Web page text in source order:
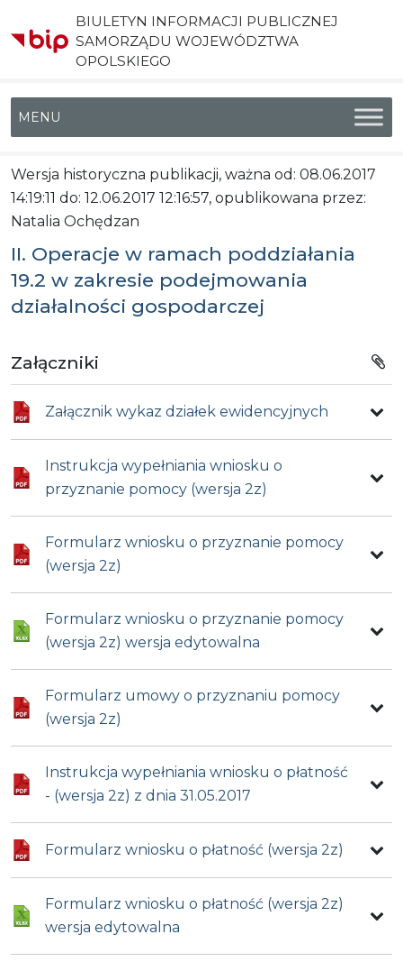
BIULETYN INFORMACJI PUBLICZNEJ
SAMORZĄDU WOJEWÓDZTWA
OPOLSKIEGO
Menu główne
Wersja historyczna publikacji, ważna od: 08.06.2017
14:19:11 do: 12.06.2017 12:16:57, opublikowana przez:
Natalia Ochędzan
II. Operacje w ramach poddziałania
19.2 w zakresie podejmowania
działalności gospodarczej
Załączniki
Załącznik wykaz działek ewidencyjnych
Instrukcja wypełniania wniosku o
przyznanie pomocy (wersja 2z)
Formularz wniosku o przyznanie pomocy
(wersja 2z)
Formularz wniosku o przyznanie pomocy
(wersja 2z) wersja edytowalna
Formularz umowy o przyznaniu pomocy
(wersja 2z)
Instrukcja wypełniania wniosku o płatność
- (wersja 2z) z dnia 31.05.2017
Formularz wniosku o płatność (wersja 2z)
Formularz wniosku o płatność (wersja 2z)
wersja edytowalna